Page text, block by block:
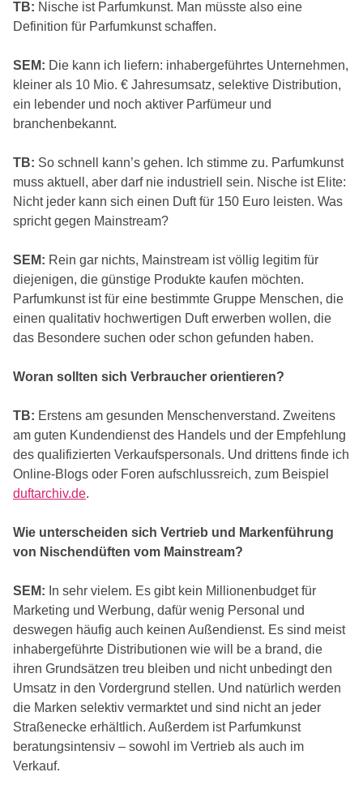
TB: Nische ist Parfumkunst. Man müsste also eine
Definition für Parfumkunst schaffen.
SEM: Die kann ich liefern: inhabergeführtes Unternehmen,
kleiner als 10 Mio. € Jahresumsatz, selektive Distribution,
ein lebender und noch aktiver Parfümeur und
branchenbekannt.
TB: So schnell kann’s gehen. Ich stimme zu. Parfumkunst
muss aktuell, aber darf nie industriell sein. Nische ist Elite:
Nicht jeder kann sich einen Duft für 150 Euro leisten. Was
spricht gegen Mainstream?
SEM: Rein gar nichts, Mainstream ist völlig legitim für
diejenigen, die günstige Produkte kaufen möchten.
Parfumkunst ist für eine bestimmte Gruppe Menschen, die
einen qualitativ hochwertigen Duft erwerben wollen, die
das Besondere suchen oder schon gefunden haben.
Woran sollten sich Verbraucher orientieren?
TB: Erstens am gesunden Menschenverstand. Zweitens
am guten Kundendienst des Handels und der Empfehlung
des qualifizierten Verkaufspersonals. Und drittens finde ich
Online-Blogs oder Foren aufschlussreich, zum Beispiel
duftarchiv.de.
Wie unterscheiden sich Vertrieb und Markenführung
von Nischendüften vom Mainstream?
SEM: In sehr vielem. Es gibt kein Millionenbudget für
Marketing und Werbung, dafür wenig Personal und
deswegen häufig auch keinen Außendienst. Es sind meist
inhabergeführte Distributionen wie will be a brand, die
ihren Grundsätzen treu bleiben und nicht unbedingt den
Umsatz in den Vordergrund stellen. Und natürlich werden
die Marken selektiv vermarktet und sind nicht an jeder
Straßenecke erhältlich. Außerdem ist Parfumkunst
beratungsintensiv – sowohl im Vertrieb als auch im
Verkauf.